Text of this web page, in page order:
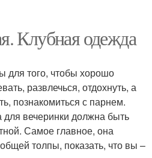
Клубная одежда
для того, чтобы хорошо
развлечься, отдохнуть, а
познакомиться с парнем.
вечеринки должна быть
Самое главное, она
толпы, показать, что вы –